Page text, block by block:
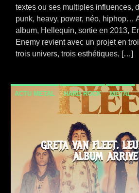
textes ou ses multiples influences,
punk, heavy, power, néo, hiphop…
album, Hellequin, sortie en 2013,
Enemy revient avec un projet en
trois univers, trois esthétiques, […]
ACTU METAL HARD ROCK METAL
SORTIE ALBUM VIDEO
GRETA VAN FLEET,
ALBUM